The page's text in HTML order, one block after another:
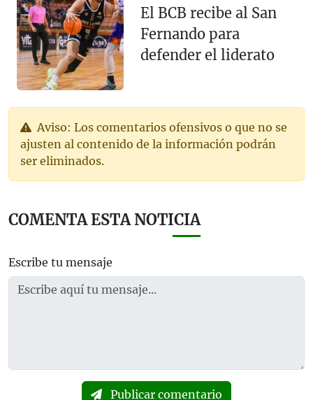
El BCB recibe al San
Fernando para
defender el liderato
Aviso: Los comentarios ofensivos o que no se
ajusten al contenido de la información podrán
ser eliminados.
COMENTA ESTA NOTICIA
Escribe tu mensaje
Publicar comentario